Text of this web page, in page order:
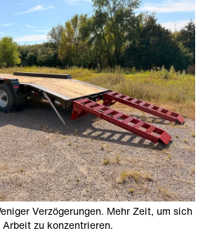
Verzögerungen. Mehr Zeit, um sich
zu konzentrieren.